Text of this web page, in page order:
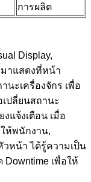
การผลิต
Display,
มาแสดงที่หน้า
นะเครื่องจักร เพื่อ
ปลี่ยนสถานะ
แจ้งเตือน เมื่อ
ให้พนักงาน,
วหน้า ได้รู้ความเป็น
Downtime เพื่อให้